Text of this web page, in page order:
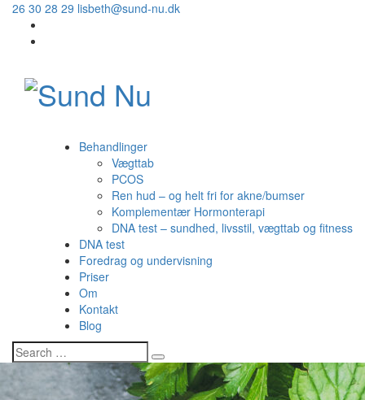
26 30 28 29 lisbeth@sund-nu.dk
Behandlinger
Vægttab
PCOS
Ren hud – og helt fri for akne/bumser
Komplementær Hormonterapi
DNA test – sundhed, livsstil, vægttab og fitness
DNA test
Foredrag og undervisning
Priser
Om
Kontakt
Blog